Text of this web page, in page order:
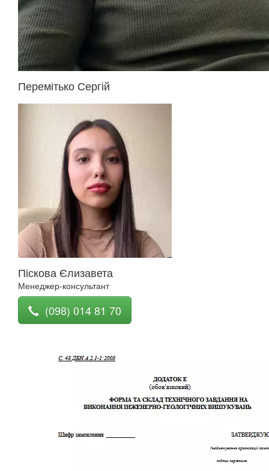
Перемітько Сергій
Піскова Єлизавета
Менеджер-консультант
(098) 014 81 70